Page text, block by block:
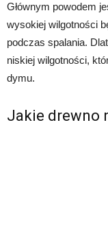
Głównym powodem
wysokiej wilgotności
podczas spalania.
niskiej wilgotności,
dymu.
Jakie drewno